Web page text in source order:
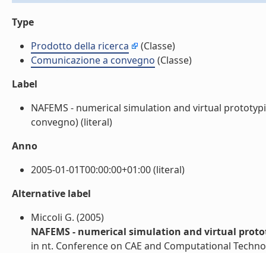
Type
Prodotto della ricerca
(Classe)
Comunicazione a convegno (Classe)
Label
NAFEMS - numerical simulation and virtual
convegno) (literal)
Anno
2005-01-01T00:00:00+01:00 (literal)
Alternative label
Miccoli G. (2005)
NAFEMS - numerical simulation and virtual
in nt. Conference on CAE and Computational